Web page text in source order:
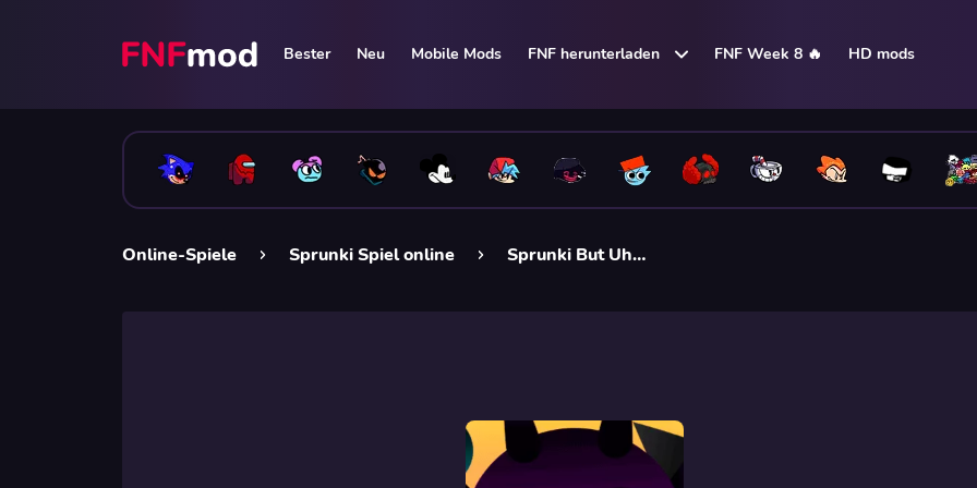
Bester Neu Mobile Mods FNF herunterladen FNF Week 8 🔥 HD mods
Online-Spiele Sprunki Spiel online Sprunki But Uh…